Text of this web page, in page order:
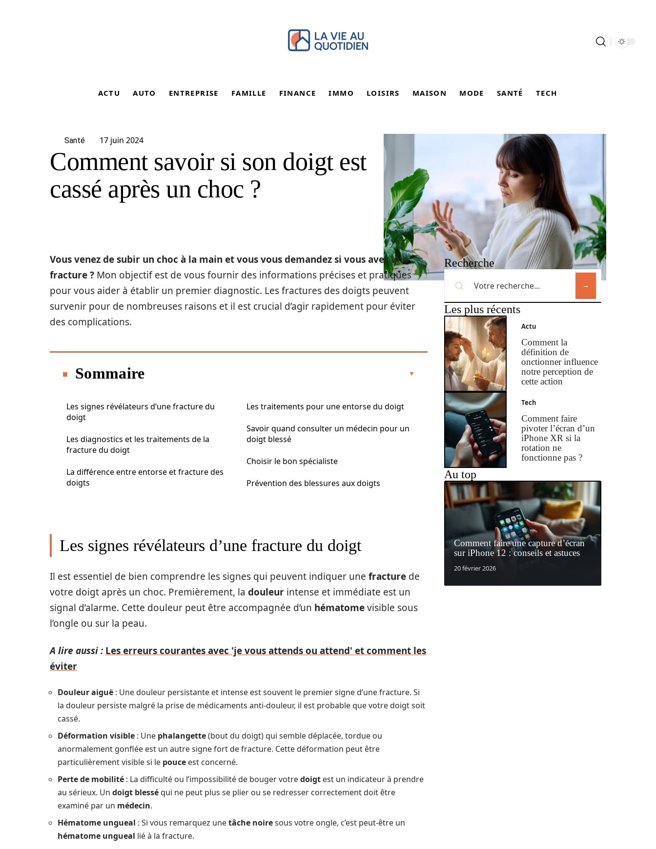
ACTU AUTO ENTREPRISE FAMILLE FINANCE IMMO LOISIRS MAISON MODE SANTÉ TECH
Santé 17 juin 2024
Comment savoir si son doigt est
cassé après un choc ?
Vous venez de subir un choc à la main et vous vous demandez si vous avez une
fracture ? Mon objectif est de vous fournir des informations précises et pratiques
pour vous aider à établir un premier diagnostic. Les fractures des doigts peuvent
survenir pour de nombreuses raisons et il est crucial d’agir rapidement pour éviter
des complications.
Sommaire
Les signes révélateurs d’une fracture du
doigt
Les diagnostics et les traitements de la
fracture du doigt
La différence entre entorse et fracture des
doigts
Les traitements pour une entorse du doigt
Savoir quand consulter un médecin pour un
doigt blessé
Choisir le bon spécialiste
Prévention des blessures aux doigts
Les signes révélateurs d’une fracture du doigt
Il est essentiel de bien comprendre les signes qui peuvent indiquer une fracture de
votre doigt après un choc. Premièrement, la douleur intense et immédiate est un
signal d’alarme. Cette douleur peut être accompagnée d’un hématomevisible sous
l’ongle ou sur la peau.
A lire aussi : Les erreurs courantes avec 'je vous attends ou attend' et comment les
éviter
Douleur aiguë : Une douleur persistante et intense est souvent le premier signe d’une fracture. Si
la douleur persiste malgré la prise de médicaments anti-douleur, il est probable que votre doigt soit
cassé.
Déformation visible : Une phalangette(bout du doigt) qui semble déplacée, tordue ou
anormalement gonflée est un autre signe fort de fracture. Cette déformation peut être
particulièrement visible si le pouce est concerné.
Perte de mobilité : La difficulté ou l’impossibilité de bouger votredoigt est un indicateur à prendre
au sérieux. Un doigt blesséqui ne peut plus se plier ou se redresser correctement doit être
examiné par un médecin.
Hématome ungueal : Si vous remarquez unetâche noiresous votre ongle, c’est peut-être un
hématome ungueal lié à la fracture.
Recherche
Les plus récents
Actu
Comment la
définition de
onctionner influence
notre perception de
cette action
Tech
Comment faire
pivoter l’écran d’un
iPhone XR si la
rotation ne
fonctionne pas ?
Au top
Comment faire une capture d’écran
sur iPhone 12 : conseils et astuces
20 février 2026